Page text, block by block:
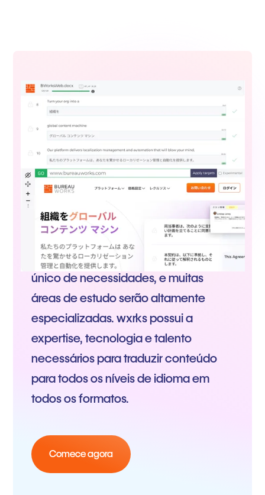
Cada nível de ensino terá um conjunto
único de necessidades, e muitas
áreas de estudo serão altamente
especializadas. wxrks possui a
expertise, tecnologia e talento
necessários para traduzir conteúdo
para todos os níveis de idioma em
todos os formatos.
Comece agora